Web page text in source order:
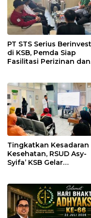
PT STS Serius
di KSB, Pemda Siap
Fasilitasi Perizinan dan
Tingkatkan Kesadaran
Kesehatan, RSUD Asy-
Syifa’ KSB Gelar